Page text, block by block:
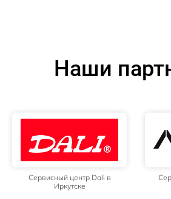
Наши
Сервисный центр Dali в
Иркутске